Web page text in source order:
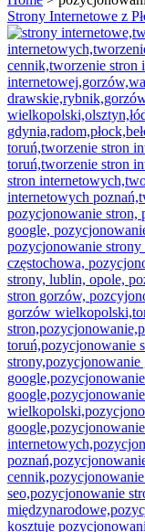
Tag:
strony
toruń</
Strony Internetowe z